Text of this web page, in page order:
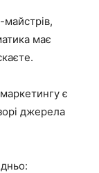
має
є
джерела